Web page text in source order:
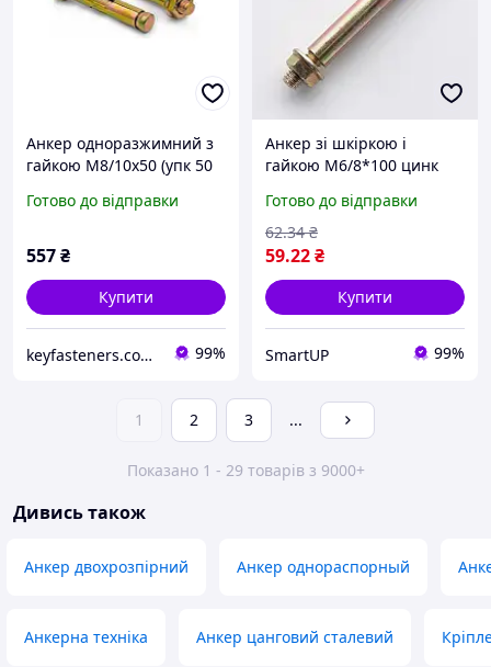
Анкер одноразжимний з
гайкою М8/10х50 (упк 50
Готово до відправки
557₴
Купити
keyfasteners.com.ua 99%
Анкер зі шкіркою і
гайкою М6/8*100 цинк
Готово до відправки
59.22₴
62.34 ₴
Купити
SmartUP 99%
1 2 3 ...
Показано 1 - 29 товарів з 9000+
Дивись також
Анкер двохрозпірний Анкер однораспорный
Анкерна техніка Анкер цанговий сталевий